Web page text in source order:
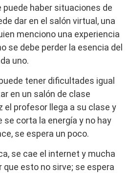
puede haber situaciones de
dar en el salón virtual, una
menciono una experiencia
se debe perder la esencia del
uno.
tener dificultades igual
en un salón de clase
el profesor llega a su clase y
se corta la energía y no hay
se espera un poco.
se cae el internet y mucha
que esto no sirve; se espera